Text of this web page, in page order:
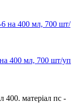
400 мл, 700 шт/уп